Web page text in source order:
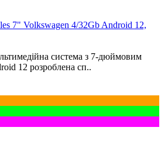
7" Volkswagen 4/32Gb Android 12,
система з 7-дюймовим
12 розроблена сп..